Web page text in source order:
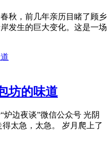
秋，前几年亲历目睹了顾乡
发生的巨大变化。这是一场
坊的味道
边夜谈”微信公众号 光阴
太急，太急。 岁月爬上了